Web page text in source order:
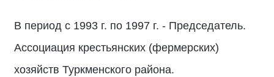
В период с 1993 г. по 1997 г. - Председатель.
Ассоциация крестьянских (фермерских)
хозяйств Туркменского района.